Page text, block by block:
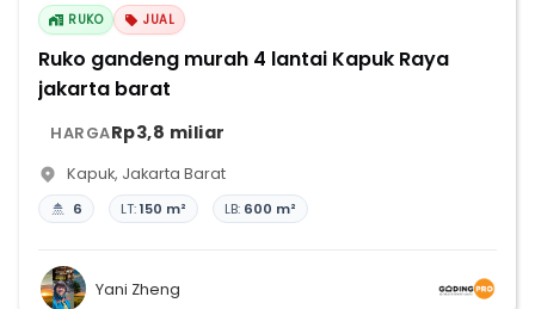
RUKO JUAL
Ruko gandeng murah 4 lantai Kapuk Raya
jakarta barat
HARGARp3,8 miliar
Kapuk, Jakarta Barat
6 LT:150 m² LB: 600 m²
Yani Zheng